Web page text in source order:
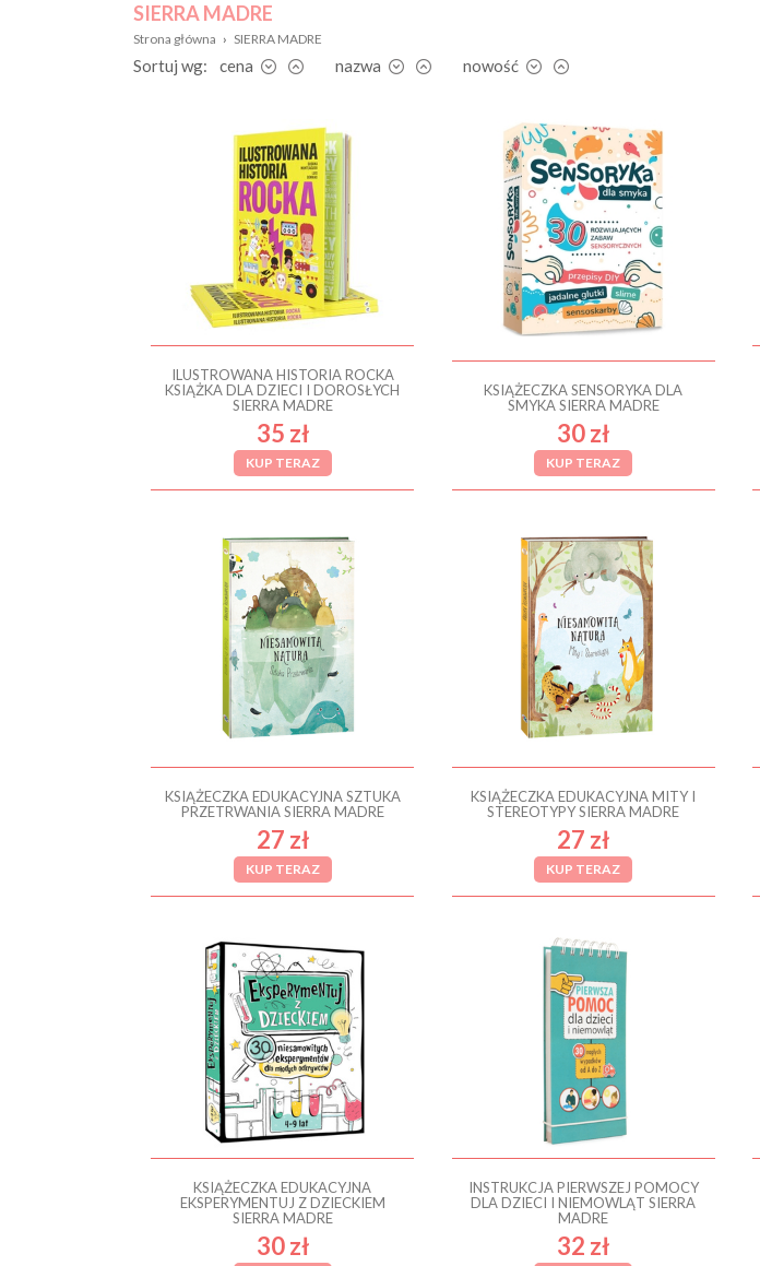
SIERRA MADRE
Strona główna › SIERRA MADRE
Sortuj wg: cena nazwa nowość
ILUSTROWANA HISTORIA ROCKA
KSIĄŻKA DLA DZIECI I DOROSŁYCH
SIERRA MADRE
35 zł
KUP TERAZ
KSIĄŻECZKA SENSORYKA DLA
SMYKA SIERRA MADRE
30 zł
KUP TERAZ
KSIĄŻECZKA EDUKACYJNA SZTUKA
PRZETRWANIA SIERRA MADRE
27 zł
KUP TERAZ
KSIĄŻECZKA EDUKACYJNA MITY I
STEREOTYPY SIERRA MADRE
27 zł
KUP TERAZ
KSIĄŻECZKA EDUKACYJNA
EKSPERYMENTUJ Z DZIECKIEM
SIERRA MADRE
30 zł
INSTRUKCJA PIERWSZEJ POMOCY
DLA DZIECI I NIEMOWLĄT SIERRA
MADRE
32 zł